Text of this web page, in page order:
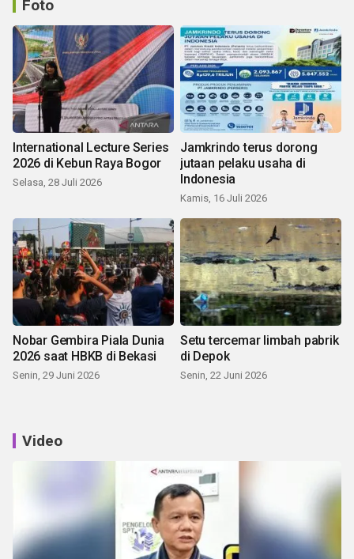
Foto
International Lecture Series
2026 di Kebun Raya Bogor
Selasa, 28 Juli 2026
Jamkrindo terus dorong
jutaan pelaku usaha di
Indonesia
Kamis, 16 Juli 2026
Nobar Gembira Piala Dunia
2026 saat HBKB di Bekasi
Senin, 29 Juni 2026
Setu tercemar limbah pabrik
di Depok
Senin, 22 Juni 2026
Video